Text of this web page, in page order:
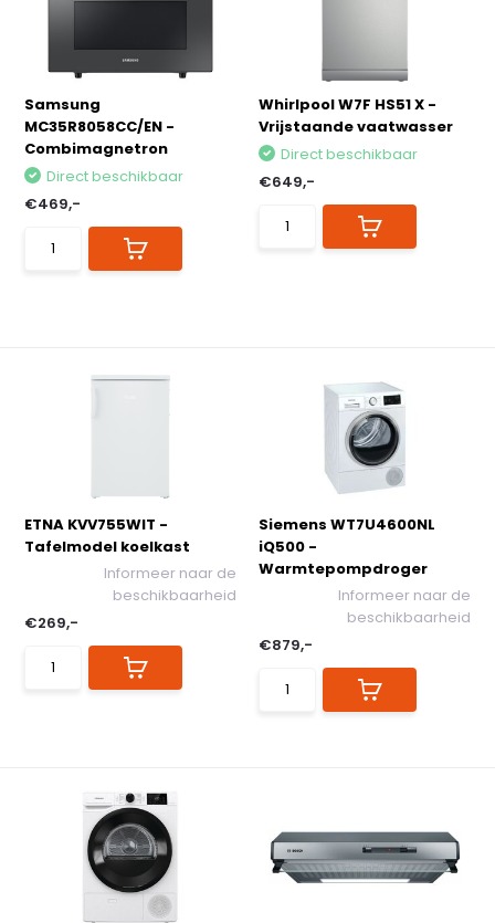
Samsung
MC35R8058CC/EN -
Combimagnetron
Direct beschikbaar
€469,-
Whirlpool W7F HS51 X -
Vrijstaande vaatwasser
Direct beschikbaar
€649,-
ETNA KVV755WIT -
Tafelmodel koelkast
Informeer naar de
beschikbaarheid
€269,-
Siemens WT7U4600NL
iQ500 -
Warmtepompdroger
Informeer naar de
beschikbaarheid
€879,-